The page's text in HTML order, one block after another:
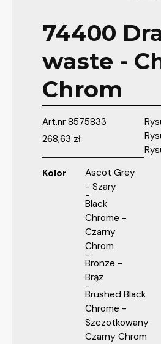
74400
waste -
Chrom
Art.nr 8575833
268,63 zł
Kolor
Ascot Grey
- Szary
Black
Chrome -
Czarny
Chrom
Bronze -
Brąz
Brushed Black
Chrome -
Szczotkowany
Czarny Chrom